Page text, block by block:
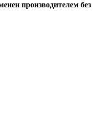
производителем без